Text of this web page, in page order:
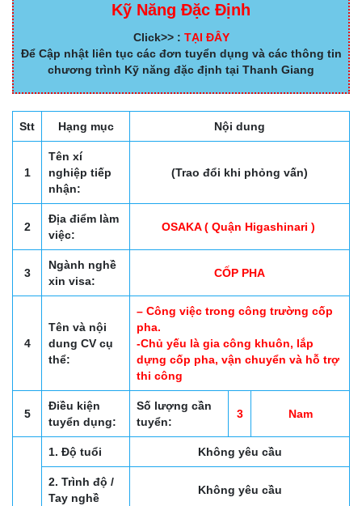
Kỹ Năng Đặc Định
Click>> : TẠI ĐÂY
Để Cập nhật liên tục các đơn tuyển dụng và các thông tin
chương trình Kỹ năng đặc định tại Thanh Giang
Stt Hạng mục Nội dung
1
Tên xí
nghiệp tiếp
nhận:
(Trao đổi khi phỏng vấn)
2
Địa điểm làm
việc:
OSAKA ( Quận Higashinari )
3
Ngành nghề
xin visa:
CỐP PHA
4
Tên và nội
dung CV cụ
thể:
– Công việc trong công trường cốp
pha.
-Chủ yếu là gia công khuôn, lắp
dựng cốp pha, vận chuyển và hỗ trợ
thi công
5
Điều kiện
tuyển dụng:
Số lượng cần
tuyển:
3 Nam
1. Độ tuổi Không yêu cầu
2. Trình độ /
Tay nghề
Không yêu cầu